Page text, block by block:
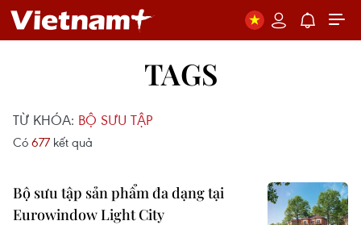
TAGS
TỪ KHÓA: BỘ SƯU TẬP
Có 677 kết quả
Bộ sưu tập sản phẩm đa dạng tại
Eurowindow Light City